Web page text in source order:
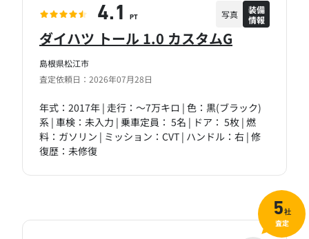
島根県松江市
査定依頼日：2026年07月28日
ダイハツ トール 1.0 カスタムG
年式：2017年 | 走行：～7万キロ | 色：黒(ブラック)
系 | 車検：未入力 | 乗車定員： 5名 | ドア： 5枚 | 燃
料：ガソリン | ミッション：CVT | ハンドル：右 | 修
復歴：未修復
4.1 PT 写真
装備
情報
5社
査定